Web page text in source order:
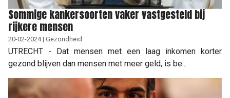
Sommige kankersoorten vaker vastgesteld bij
rijkere mensen
20-02-2024 | Gezondheid
UTRECHT - Dat mensen met een laag inkomen korter
gezond blijven dan mensen met meer geld, is be...